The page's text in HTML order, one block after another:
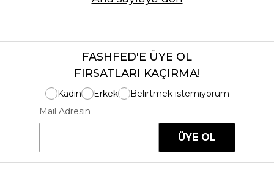
FASHFED'E ÜYE OL
FIRSATLARI KAÇIRMA!
Kadın Erkek
Belirtmek istemiyorum
Mail Adresin
ÜYE OL